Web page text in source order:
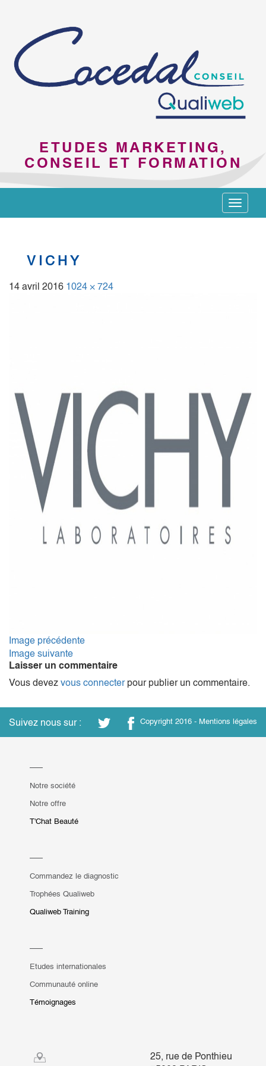
ETUDES MARKETING,
CONSEIL ET FORMATION
Toggle
VICHY
14 avril 2016 1024 × 724
Image précédente
Image suivante
Laisser un commentaire
Vous devez vous connecterpour publier un commentaire.
Suivez nous sur : Copyright 2016 - Mentions légales
Notre société
Notre offre
T'Chat Beauté
Commandez le diagnostic
Trophées Qualiweb
Qualiweb Training
Etudes internationales
Communauté online
Témoignages
25, rue de Ponthieu